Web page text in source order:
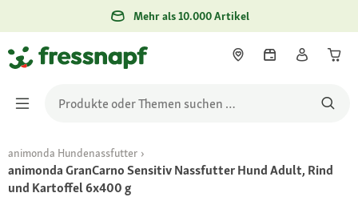
Mehr als 10.000 Artikel
animonda Hundenassfutter
animonda GranCarno Sensitiv Nassfutter Hund Adult, Rind
und Kartoffel 6x400 g